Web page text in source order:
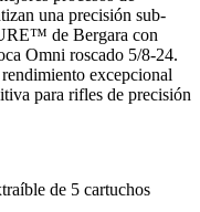
una precisión sub-
de Bergara con
Omni roscado 5/8-24.
excepcional
para rifles de precisión
de 5 cartuchos